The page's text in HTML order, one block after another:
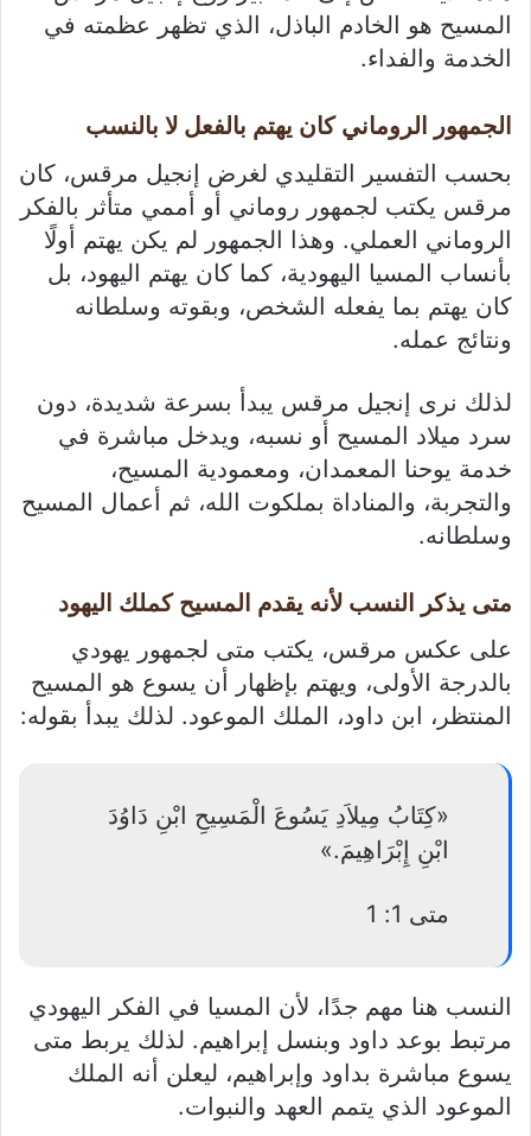
المسيح هو الخادم الباذل، الذي تظهر عظمته في
الخدمة والفداء.
الجمهور الروماني كان يهتم بالفعل لا بالنسب
بحسب التفسير التقليدي لغرض إنجيل مرقس، كان
مرقس يكتب لجمهور روماني أو أممي متأثر بالفكر
الروماني العملي. وهذا الجمهور لم يكن يهتم أولًا
بأنساب المسيا اليهودية، كما كان يهتم اليهود، بل
كان يهتم بما يفعله الشخص، وبقوته وسلطانه
ونتائج عمله.
لذلك نرى إنجيل مرقس يبدأ بسرعة شديدة، دون
سرد ميلاد المسيح أو نسبه، ويدخل مباشرة في
خدمة يوحنا المعمدان، ومعمودية المسيح،
والتجربة، والمناداة بملكوت الله، ثم أعمال المسيح
وسلطانه.
متى يذكر النسب لأنه يقدم المسيح كملك اليهود
على عكس مرقس، يكتب متى لجمهور يهودي
بالدرجة الأولى، ويهتم بإظهار أن يسوع هو المسيح
المنتظر، ابن داود، الملك الموعود. لذلك يبدأ بقوله:
«كِتَابُ مِيلاَدِ يَسُوعَ الْمَسِيحِ ابْنِ دَاوُدَ
ابْنِ إِبْرَاهِيمَ.»
متى 1: 1
النسب هنا مهم جدًا، لأن المسيا في الفكر اليهودي
مرتبط بوعد داود وبنسل إبراهيم. لذلك يربط متى
يسوع مباشرة بداود وإبراهيم، ليعلن أنه الملك
الموعود الذي يتمم العهد والنبوات.